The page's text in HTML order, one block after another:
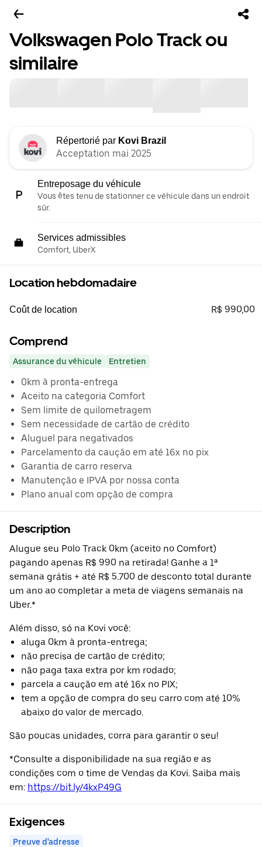
Volkswagen Polo Track ou
similaire
Répertorié par Kovi Brazil
Acceptation mai 2025
Entreposage du véhicule
Vous êtes tenu de stationner ce véhicule dans un endroit
sûr.
Services admissibles
Comfort, UberX
Location hebdomadaire
Coût de location R$ 990,00
Comprend
Assurance du véhicule Entretien
0km à pronta-entrega
Aceito na categoria Comfort
Sem limite de quilometragem
Sem necessidade de cartão de crédito
Aluguel para negativados
Parcelamento da caução em até 16x no pix
Garantia de carro reserva
Manutenção e IPVA por nossa conta
Plano anual com opção de compra
Description
Alugue seu Polo Track 0km (aceito no Comfort)
pagando apenas R$ 990 na retirada! Ganhe a 1ª
semana grátis + até R$ 5.700 de desconto total durante
um ano ao completar a meta de viagens semanais na
Uber.*
Além disso, só na Kovi você:
aluga 0km à pronta-entrega;
não precisa de cartão de crédito;
não paga taxa extra por km rodado;
parcela a caução em até 16x no PIX;
tem a opção de compra do seu carro com até 10%
abaixo do valor de mercado.
São poucas unidades, corra para garantir o seu!
*Consulte a disponibilidade na sua região e as
condições com o time de Vendas da Kovi. Saiba mais
em: https://bit.ly/4kxP49G
Exigences
Preuve d'adresse